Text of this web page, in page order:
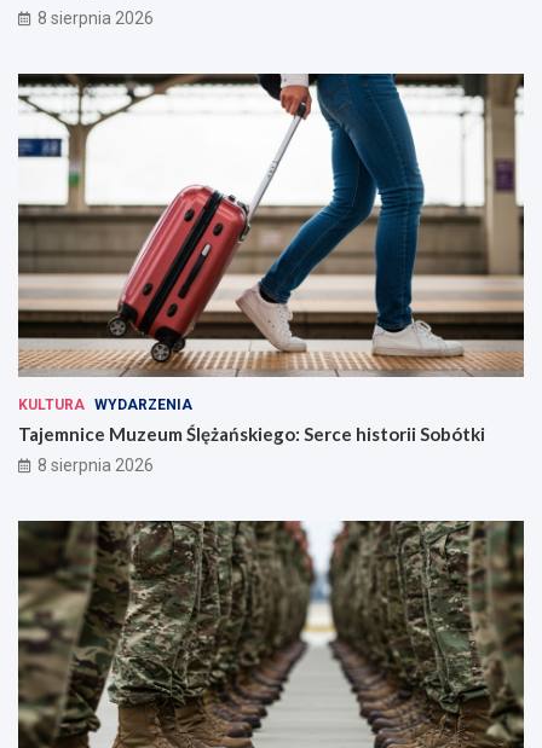
8 sierpnia 2026
KULTURA WYDARZENIA
Tajemnice Muzeum Ślężańskiego: Serce historii Sobótki
8 sierpnia 2026